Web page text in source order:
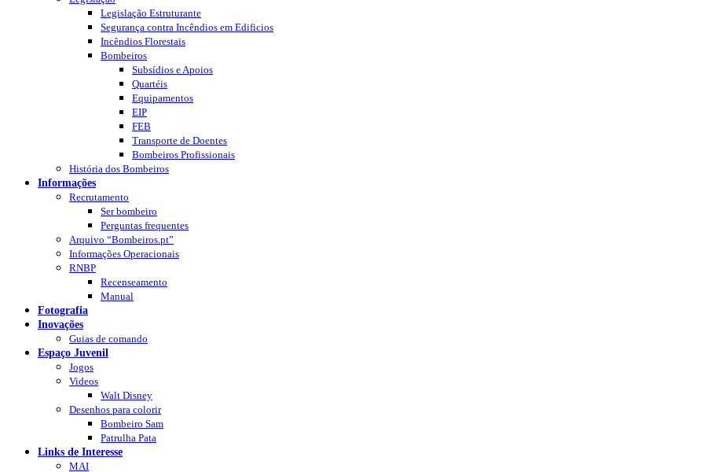
Legislação Estruturante
Segurança contra Incêndios em Edificios
Incêndios Florestais
Bombeiros
Subsídios e Apoios
Quartéis
Equipamentos
EIP
FEB
Transporte de Doentes
Bombeiros Profissionais
História dos Bombeiros
Informações
Recrutamento
Ser bombeiro
Perguntas frequentes
Arquivo “Bombeiros.pt”
Informações Operacionais
RNBP
Recenseamento
Manual
Fotografia
Inovações
Guias de comando
Espaço Juvenil
Jogos
Videos
Walt Disney
Desenhos para colorir
Bombeiro Sam
Patrulha Pata
Links de Interesse
MAI